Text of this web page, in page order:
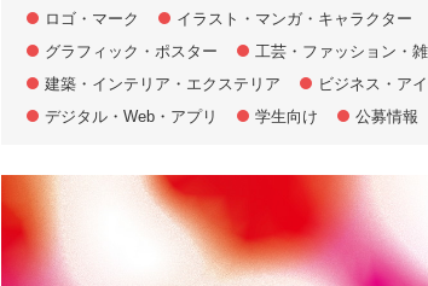
ロゴ・マーク イラスト・マンガ・キャラクター
グラフィック・ポスター
工芸・ファッション・
建築・インテリア・エクステリア
ビジネス・ア
デジタル・Web・アプリ
学生向け 公募情報